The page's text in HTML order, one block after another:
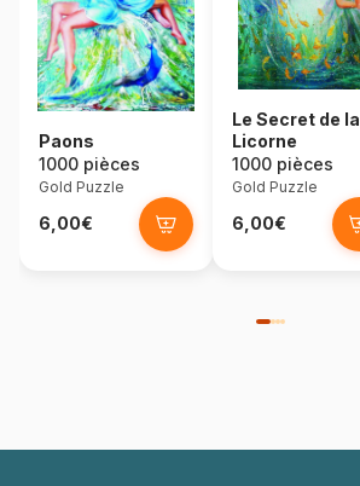
Paons
1000 pièces
Gold Puzzle
6,00€
Le Secret de la
Licorne
1000 pièces
Gold Puzzle
6,00€